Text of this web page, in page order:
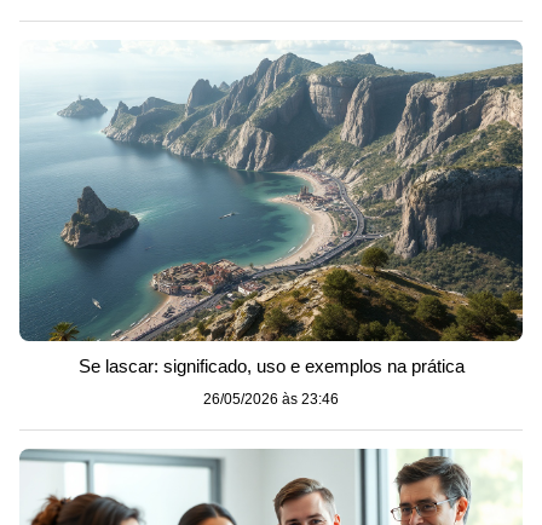
Se lascar: significado, uso e exemplos na prática
26/05/2026 às 23:46